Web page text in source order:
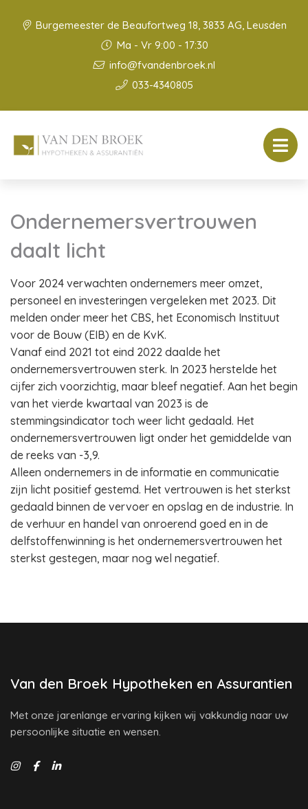
Burgemeester de Beaufortweg 18, 3833 AG, Leusden
Ma - Vr 9:00 - 17:30
info@fvandenbroek.nl
033-4340805
Ondernemersvertrouwen
daalt licht
Voor 2024 verwachten ondernemers meer omzet,
personeel en investeringen vergeleken met 2023. Dit
melden onder meer het CBS, het Economisch Instituut
voor de Bouw (EIB) en de KvK.
Vanaf eind 2021 tot eind 2022 daalde het
ondernemersvertrouwen sterk. In 2023 herstelde het
cijfer zich voorzichtig, maar bleef negatief. Aan het begin
van het vierde kwartaal van 2023 is de
stemmingsindicator toch weer licht gedaald. Het
ondernemersvertrouwen ligt onder het gemiddelde van
de reeks van -3,9.
Alleen ondernemers in de informatie en communicatie
zijn licht positief gestemd. Het vertrouwen is het sterkst
gedaald binnen de vervoer en opslag en de industrie. In
de verhuur en handel van onroerend goed en in de
delfstoffenwinning is het ondernemersvertrouwen het
sterkst gestegen, maar nog wel negatief.
Van den Broek Hypotheken en Assurantien
Met onze jarenlange ervaring kijken wij vakkundig naar uw
persoonlijke situatie en wensen.